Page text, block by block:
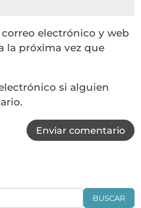
electrónico y web
la próxima vez que
si alguien
Enviar comentario
BUSCAR